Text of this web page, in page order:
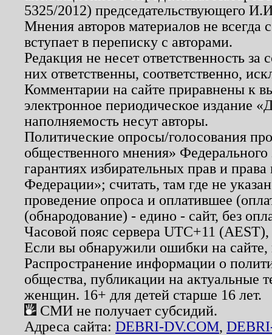
5325/2012) председательствующего
Мнения авторов материалов не
вступает в переписку с авторами.
Редакция не несет ответственность
них ответственны, соответственно,
Комментарии на сайте приравнены к
электронное периодическое издание
наполняемость несут авторы.
Политические опросы/голосования
общественного мнения»
гарантиях избирательных прав и
Федерации»; считать, там где не
проведение опроса и оплатившее
(обнародование) - едино - сайт, без
Часовой пояс сервера UTC+11
Если вы обнаружили ошибки на
Распространение информации о
общества, публикации на актуальные
женщин. 16+ для детей старше 16 лет.
СМИ не получает субсидий.
Адреса сайта: DEBRI-DV.COM,